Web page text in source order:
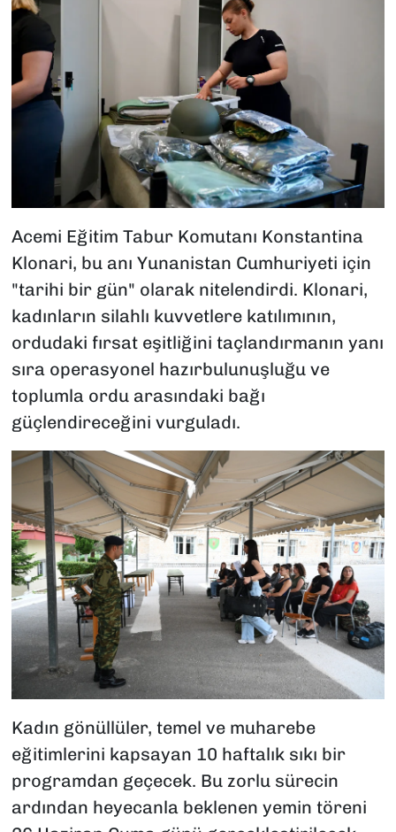
Acemi Eğitim Tabur Komutanı Konstantina
Klonari, bu anı Yunanistan Cumhuriyeti için
"tarihi bir gün" olarak nitelendirdi. Klonari,
kadınların silahlı kuvvetlere katılımının,
ordudaki fırsat eşitliğini taçlandırmanın yanı
sıra operasyonel hazırbulunuşluğu ve
toplumla ordu arasındaki bağı
güçlendireceğini vurguladı.
Kadın gönüllüler, temel ve muharebe
eğitimlerini kapsayan 10 haftalık sıkı bir
programdan geçecek. Bu zorlu sürecin
ardından heyecanla beklenen yemin töreni